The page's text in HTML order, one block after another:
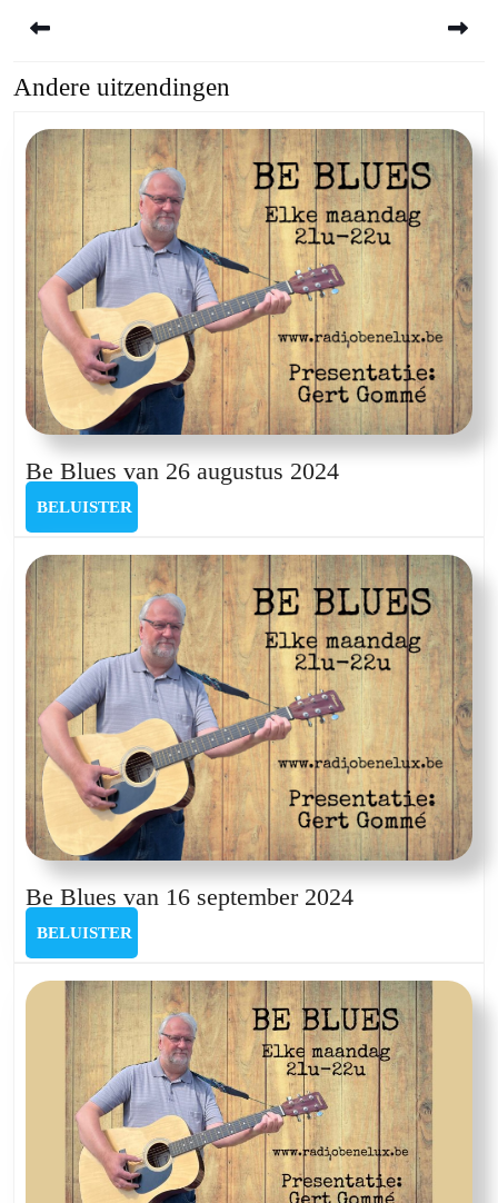
Previous
Andere uitzendingen
Be Blues van 26 augustus 2024Be
26
augustus
2024
BELUISTER
Be Blues van 16 september 2024Be
16
september
2024
BELUISTER